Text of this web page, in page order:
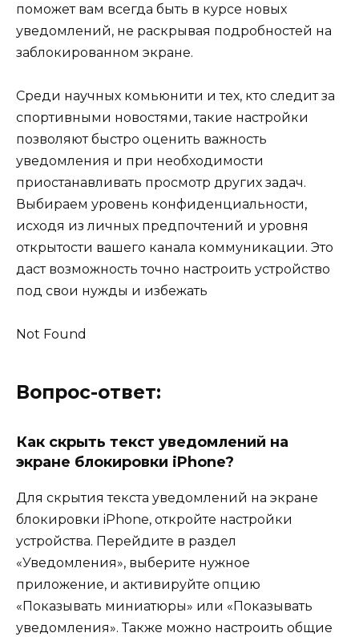
поможет вам всегда быть в курсе новых
уведомлений, не раскрывая подробностей на
заблокированном экране.
Среди научных комьюнити и тех, кто следит за
спортивными новостями, такие настройки
позволяют быстро оценить важность
уведомления и при необходимости
приостанавливать просмотр других задач.
Выбираем уровень конфиденциальности,
исходя из личных предпочтений и уровня
открытости вашего канала коммуникации. Это
даст возможность точно настроить устройство
под свои нужды и избежать
Not Found
Вопрос-ответ:
Как скрыть текст уведомлений на
экране блокировки iPhone?
Для скрытия текста уведомлений на экране
блокировки iPhone, откройте настройки
устройства. Перейдите в раздел
«Уведомления», выберите нужное
приложение, и активируйте опцию
«Показывать миниатюры» или «Показывать
уведомления». Также можно настроить общие